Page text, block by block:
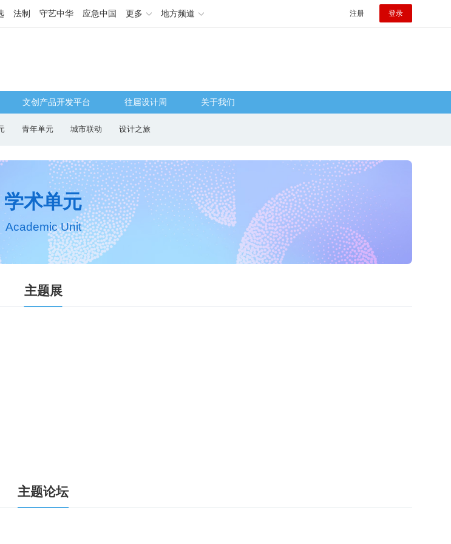
法制 守艺中华 应急中国 更多 地方频道 注册 登录
文创产品开发平台 往届设计周 关于我们
青年单元 城市联动 设计之旅
学术单元
Academic Unit
主题展
主题论坛